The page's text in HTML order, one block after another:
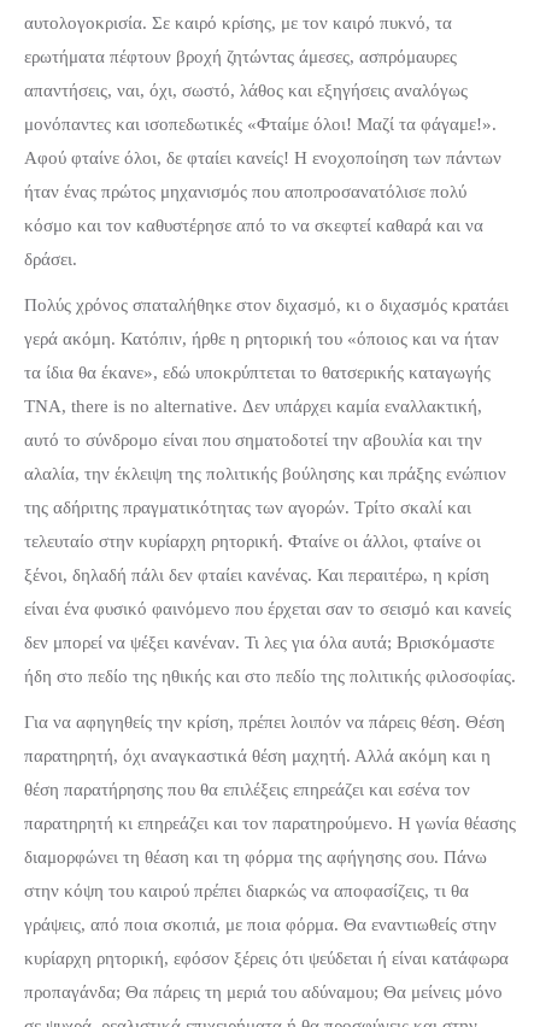
αυτολογοκρισία. Σε καιρό κρίσης, με τον καιρό πυκνό, τα
ερωτήματα πέφτουν βροχή ζητώντας άμεσες, ασπρόμαυρες
απαντήσεις, ναι, όχι, σωστό, λάθος και εξηγήσεις αναλόγως
μονόπαντες και ισοπεδωτικές «Φταίμε όλοι! Μαζί τα φάγαμε!».
Αφού φταίνε όλοι, δε φταίει κανείς! Η ενοχοποίηση των πάντων
ήταν ένας πρώτος μηχανισμός που αποπροσανατόλισε πολύ
κόσμο και τον καθυστέρησε από το να σκεφτεί καθαρά και να
δράσει.
Πολύς χρόνος σπαταλήθηκε στον διχασμό, κι ο διχασμός κρατάει
γερά ακόμη. Κατόπιν, ήρθε η ρητορική του «όποιος και να ήταν
τα ίδια θα έκανε», εδώ υποκρύπτεται το θατσερικής καταγωγής
ΤNA, there is no alternative. Δεν υπάρχει καμία εναλλακτική,
αυτό το σύνδρομο είναι που σηματοδοτεί την αβουλία και την
αλαλία, την έκλειψη της πολιτικής βούλησης και πράξης ενώπιον
της αδήριτης πραγματικότητας των αγορών. Τρίτο σκαλί και
τελευταίο στην κυρίαρχη ρητορική. Φταίνε οι άλλοι, φταίνε οι
ξένοι, δηλαδή πάλι δεν φταίει κανένας. Και περαιτέρω, η κρίση
είναι ένα φυσικό φαινόμενο που έρχεται σαν το σεισμό και κανείς
δεν μπορεί να ψέξει κανέναν. Τι λες για όλα αυτά; Βρισκόμαστε
ήδη στο πεδίο της ηθικής και στο πεδίο της πολιτικής φιλοσοφίας.
Για να αφηγηθείς την κρίση, πρέπει λοιπόν να πάρεις θέση. Θέση
παρατηρητή, όχι αναγκαστικά θέση μαχητή. Αλλά ακόμη και η
θέση παρατήρησης που θα επιλέξεις επηρεάζει και εσένα τον
παρατηρητή κι επηρεάζει και τον παρατηρούμενο. Η γωνία θέασης
διαμορφώνει τη θέαση και τη φόρμα της αφήγησης σου. Πάνω
στην κόψη του καιρού πρέπει διαρκώς να αποφασίζεις, τι θα
γράψεις, από ποια σκοπιά, με ποια φόρμα. Θα εναντιωθείς στην
κυρίαρχη ρητορική, εφόσον ξέρεις ότι ψεύδεται ή είναι κατάφωρα
προπαγάνδα; Θα πάρεις τη μεριά του αδύναμου; Θα μείνεις μόνο